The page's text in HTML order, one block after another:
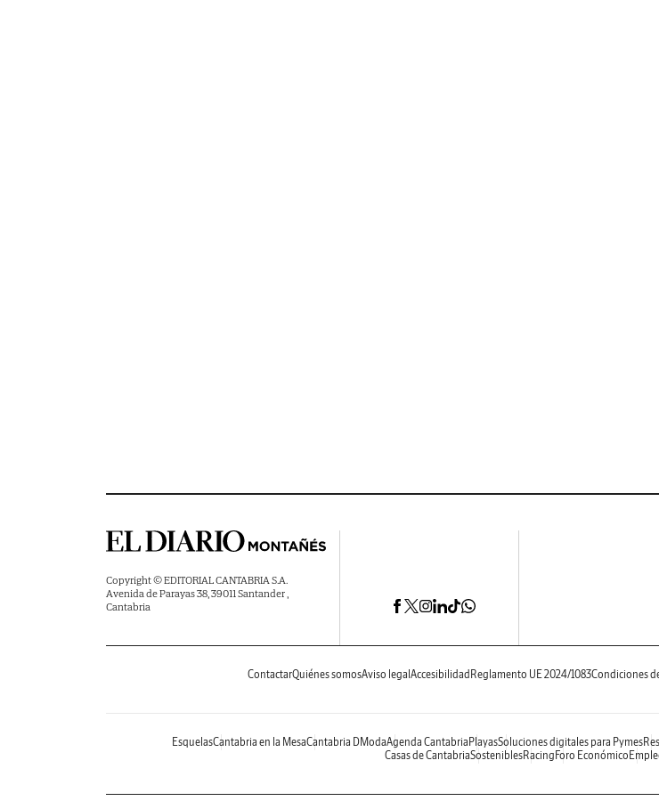
Copyright © EDITORIAL CANTABRIA S.A.
Avenida de Parayas 38, 39011 Santander ,
Cantabria
ContactarQuiénes somosAviso legal Accesibilidad Reglamento UE 2024/1083Condiciones
EsquelasCantabria en la MesaCantabria DModaAgenda Cantabria PlayasSoluciones digitales para Pymes
Casas de CantabriaSosteniblesRacing Foro Económico